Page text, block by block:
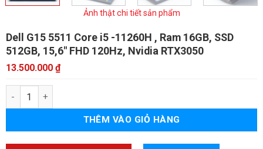
Ảnh thật chi tiết sản phẩm
Dell G15 5511 Core i5 -11260H , Ram 16GB, SSD
512GB, 15,6" FHD 120Hz, Nvidia RTX3050
13.500.000 ₫
Dell G15 5511 Core i5 số lượng
THÊM VÀO GIỎ HÀNG